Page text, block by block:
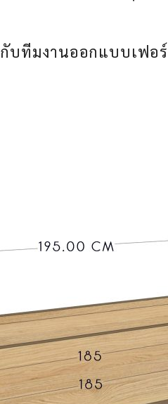
กับทีมงานออกแบบเฟอร์